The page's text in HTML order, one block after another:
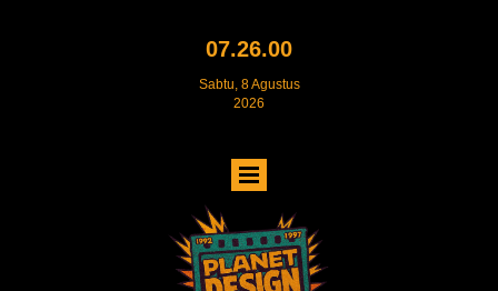
07.26.01
Sabtu, 8 Agustus
2026